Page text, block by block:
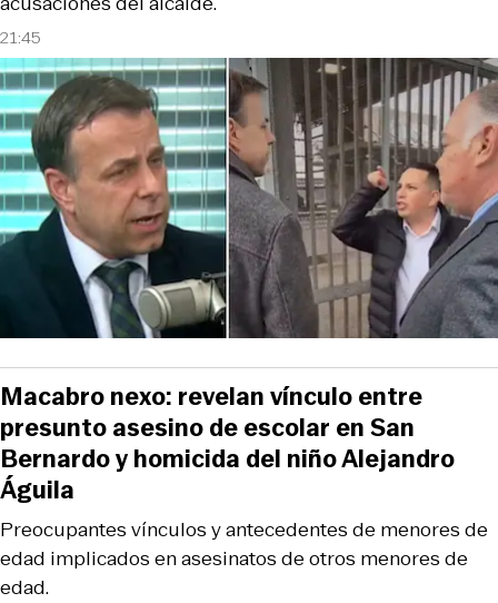
21:45
Preocupantes vínculos y antecedentes de menores de
edad implicados en asesinatos de otros menores de
edad.
Macabro nexo: revelan vínculo entre
presunto asesino de escolar en San
Bernardo y homicida del niño Alejandro
Águila